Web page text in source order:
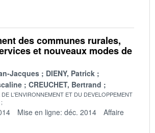
des communes rurales,
et nouveaux modes de
Jacques
DIENY, Patrick
CREUCHET, Bertrand
L'ENVIRONNEMENT ET DU DEVELOPPEMENT
Mise en ligne: déc. 2014
Affaire